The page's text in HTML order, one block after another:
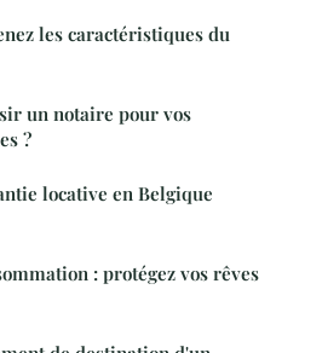
les caractéristiques du
un notaire pour vos
?
locative en Belgique
: protégez vos rêves